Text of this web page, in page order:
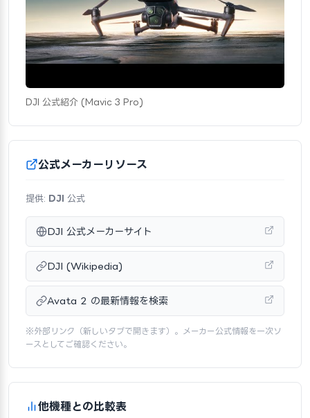
DJI 公式紹介 (Mavic 3 Pro)
公式メーカーリソース
提供: DJI 公式
DJI 公式メーカーサイト
DJI (Wikipedia)
Avata 2 の最新情報を検索
※外部リンク（新しいタブで開きます）。メーカー公式情報を一次ソ
ースとしてご確認ください。
他機種との比較表